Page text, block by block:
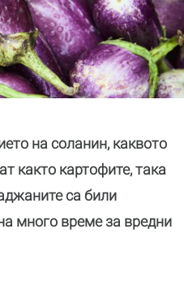
на соланин, каквото
както картофите, така
са били
много време за вредни